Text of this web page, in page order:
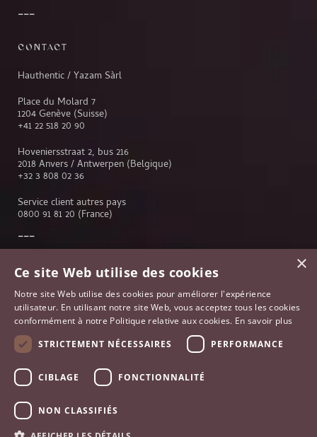
CONTACT
Hauthentic / Yazam Sàrl
Place du Molard 7
1204 Genève (Suisse)
+41 22 518 20 90
Hoveniersstraat 2, bus 216
2018 Anvers / Antwerpen (Belgique)
+32 3 808 02 36
Service client autres pays
0800 91 81 20 (France)
Service client
Lausanne
Anvers
Paris
France
×
Ce site Web utilise des cookies
Notre site Web utilise des cookies pour améliorer l'expérience
utilisateur. En utilisant notre site Web, vous acceptez tous les cookies
conformément à notre Politique relative aux cookies. En savoir plus
STRICTEMENT NÉCESSAIRES
PERFORMANCE
CIBLAGE FONCTIONNALITÉ
NON CLASSIFIÉS